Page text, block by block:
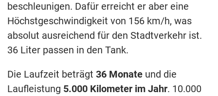
beschleunigen. Dafür erreicht er aber eine
Höchstgeschwindigkeit von 156 km/h, was
absolut ausreichend für den Stadtverkehr ist.
36 Liter passen in den Tank.
Die Laufzeit beträgt 36 Monate und die
Laufleistung 5.000 Kilometer im Jahr. 10.000